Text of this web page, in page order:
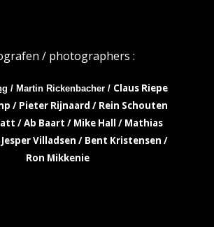
/ photographers :
/ Martin Rickenbacher / Claus Riepe
/ Pieter Rijnaard / Rein Schouten
/ Ab Baart / Mike Hall / Mathias
Villadsen / Bent Kristensen /
Ron Mikkenie